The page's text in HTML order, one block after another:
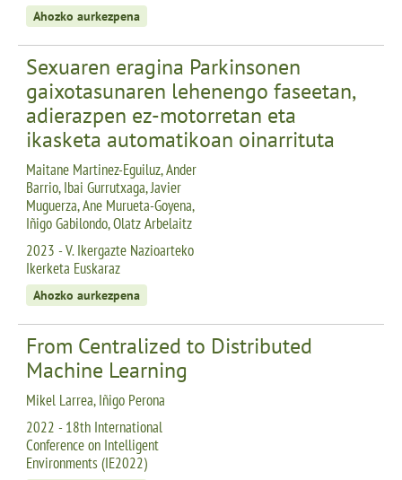
Ahozko aurkezpena
Sexuaren eragina Parkinsonen
gaixotasunaren lehenengo faseetan,
adierazpen ez-motorretan eta
ikasketa automatikoan oinarrituta
Maitane Martinez-Eguiluz, Ander
Barrio, Ibai Gurrutxaga, Javier
Muguerza, Ane Murueta-Goyena,
Iñigo Gabilondo, Olatz Arbelaitz
2023 - V. Ikergazte Nazioarteko
Ikerketa Euskaraz
Ahozko aurkezpena
From Centralized to Distributed
Machine Learning
Mikel Larrea, Iñigo Perona
2022 - 18th International
Conference on Intelligent
Environments (IE2022)